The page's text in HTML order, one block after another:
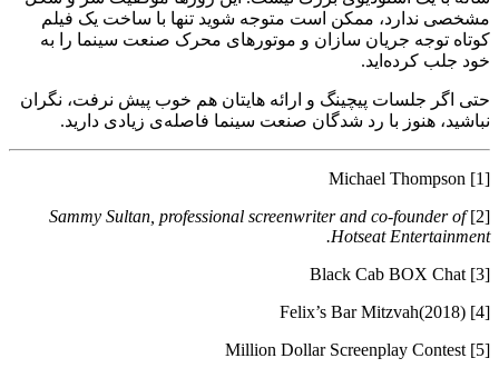
مشخصی ندارد، ممکن است متوجه شوید تنها با ساخت یک فیلم
کوتاه توجه جریان سازان و موتورهای محرک صنعت سینما را به
خود جلب کرده‌اید.
حتی اگر جلسات پیچینگ و ارائه هایتان هم خوب پیش نرفت، نگران
نباشید، هنوز با رد شدگان صنعت سینما فاصله‌ی زیادی دارید.
[1] Michael Thompson
[2]
Sammy Sultan, professional screenwriter and co-founder of
Hotseat Entertainment.
[3] Black Cab BOX Chat
[4] Felix’s Bar Mitzvah(2018)
[5] Million Dollar Screenplay Contest